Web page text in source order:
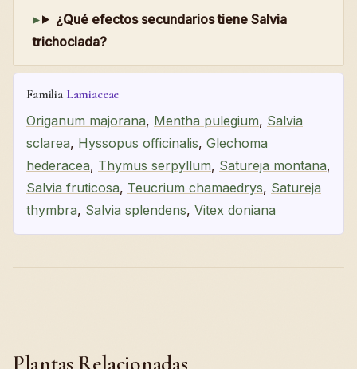
¿Qué efectos secundarios tiene Salvia
trichoclada?
Familia Lamiaceae
Origanum majorana, Mentha pulegium, Salvia
sclarea, Hyssopus officinalis, Glechoma
hederacea, Thymus serpyllum, Satureja montana,
Salvia fruticosa, Teucrium chamaedrys, Satureja
thymbra, Salvia splendens, Vitex doniana